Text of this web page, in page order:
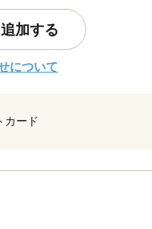
加する
について
カード